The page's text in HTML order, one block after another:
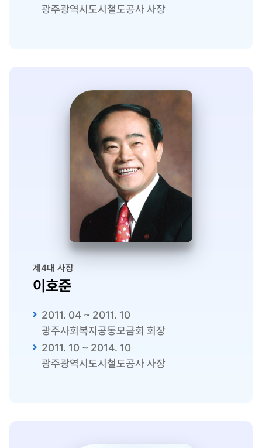
광주광역시도시철도공사 사장
제4대 사장
이호준
2011. 04 ~ 2011. 10
광주사회복지공동모금회 회장
2011. 10 ~ 2014. 10
광주광역시도시철도공사 사장